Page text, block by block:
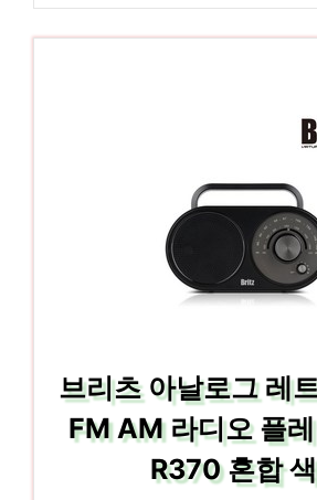
브리츠 아날로그 레
FM AM 라디오 플
R370 혼합